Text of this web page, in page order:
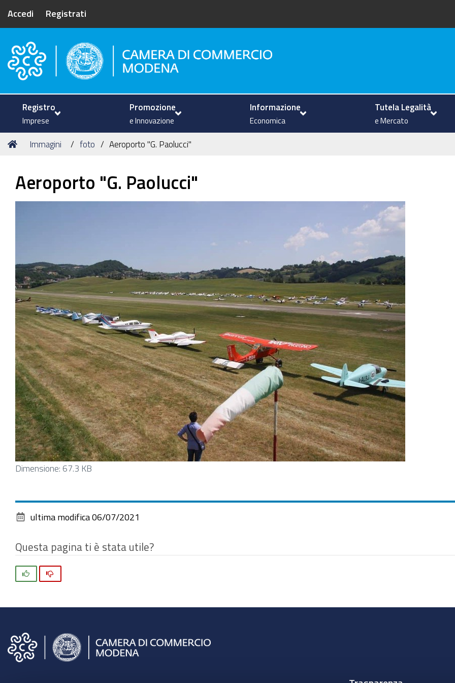
Accedi Registrati
Camera di Commercio di Modena
Registro
Imprese
Promozione
e Innovazione
Informazione
Economica
Tutela Legalità
e Mercato
Tu
Home
Immagini foto Aeroporto "G. Paolucci"
Aeroporto "G. Paolucci"
Clicca
alle
originali…
Dimensione: 67.3 KB
ultima modifica 06/07/2021
Questa pagina ti è stata utile?